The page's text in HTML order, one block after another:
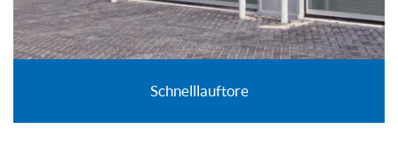
Schnelllauftore